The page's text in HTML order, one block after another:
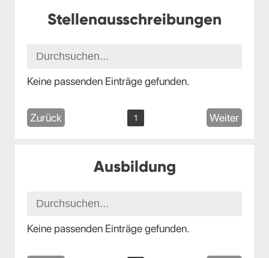
Stellenausschreibungen
Keine passenden Einträge gefunden.
Zurück 1 Weiter
Ausbildung
Keine passenden Einträge gefunden.